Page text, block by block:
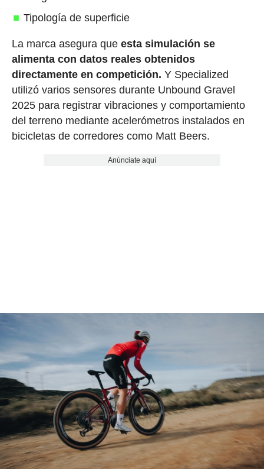
Tipología de superficie
La marca asegura que esta simulación se
alimenta con datos reales obtenidos
directamente en competición. Y Specialized
utilizó varios sensores durante Unbound Gravel
2025 para registrar vibraciones y comportamiento
del terreno mediante acelerómetros instalados en
bicicletas de corredores como Matt Beers.
Anúnciate aquí